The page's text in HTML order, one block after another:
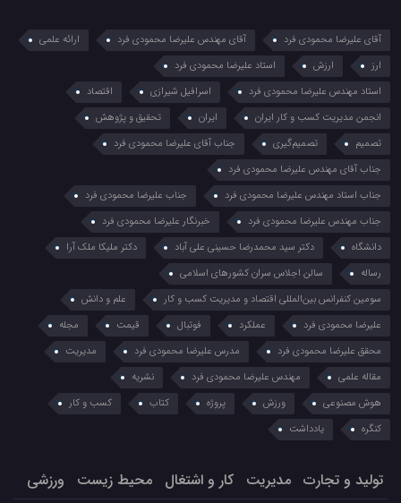
آقای علیرضا محمودی فرد آقای مهندس علیرضا محمودی فرد
ارائه علمی
ارز
ارزش
استاد علیرضا محمودی فرد
استاد مهندس علیرضا محمودی فرد
اسرافیل شیرازی
اقتصاد
انجمن مدیریت کسب و کار ایران
ایران
تحقیق و پژوهش
تصمیم
تصمیم‌گیری
جناب آقای علیرضا محمودی فرد
جناب آقای مهندس علیرضا محمودی فرد
جناب استاد مهندس علیرضا محمودی فرد
جناب علیرضا محمودی فرد
جناب مهندس علیرضا محمودی فرد
خبرنگار علیرضا محمودی فرد
دانشگاه
دکتر سید محمدرضا حسینی علی آباد
دکتر ملیکا ملک آرا
رساله
سالن اجلاس سران کشورهای اسلامی
سومین کنفرانس بین‌المللی اقتصاد و مدیریت کسب و کار
علم و دانش
علیرضا محمودی فرد
عملکرد فوتبال قیمت
مجله
محقق علیرضا محمودی فرد
مدرس علیرضا محمودی فرد
مدیریت
مقاله علمی
مهندس علیرضا محمودی فرد
نشریه
هوش مصنوعی
ورزش پروژه کتاب
کسب و کار
کنگره
یادداشت
تولید و تجارت مدیریت کار و اشتغال محیط زیست ورزشی